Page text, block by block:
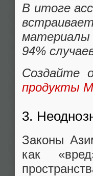
В итоге
94%
Создайте
продукты
3.
Законы
как